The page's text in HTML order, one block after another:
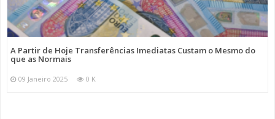
A Partir de Hoje Transferências Imediatas Custam o Mesmo do
que as Normais
09 Janeiro 2025 0 K